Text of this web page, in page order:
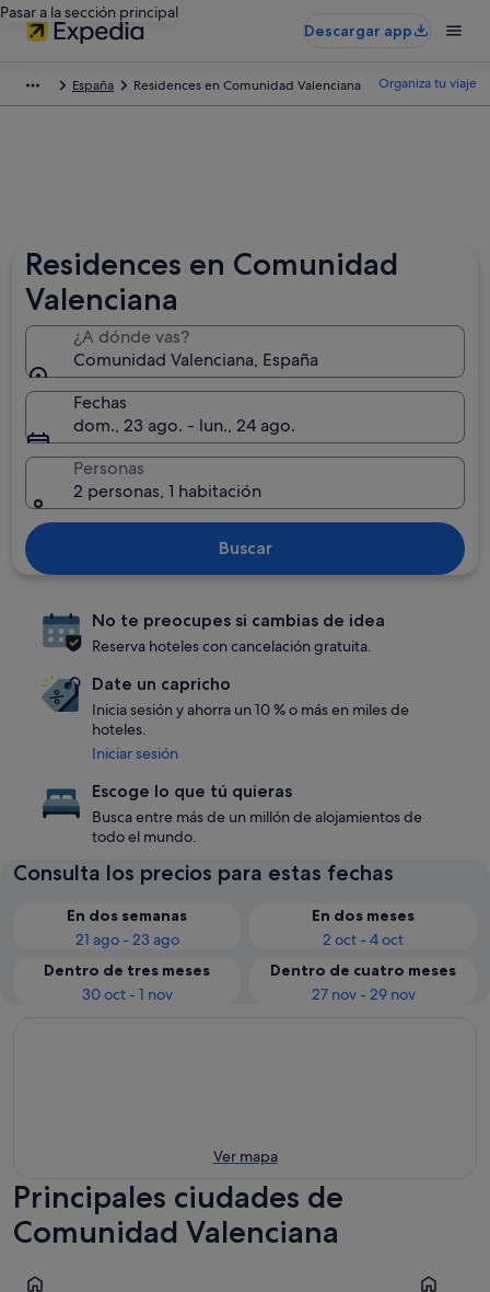
Pasar a la sección principal
Descargar app
España Residences en Comunidad Valenciana Organiza tu viaje
Residences en Comunidad
Valenciana
¿A dónde vas?
Comunidad Valenciana, España
Fechas
dom., 23 ago. - lun., 24 ago.
Personas
2 personas, 1 habitación
Buscar
No te preocupes si cambias de idea
Reserva hoteles con cancelación gratuita.
Date un capricho
Inicia sesión y ahorra un 10 % o más en miles de
hoteles.
Iniciar sesión
Escoge lo que tú quieras
Busca entre más de un millón de alojamientos de
todo el mundo.
Consulta los precios para estas fechas
En dos semanas
21 ago - 23 ago
En dos meses
2 oct - 4 oct
Dentro de tres meses
30 oct - 1 nov
Dentro de cuatro meses
27 nov - 29 nov
Ver mapa
Principales ciudades de
Comunidad Valenciana
Valencia Benidorm